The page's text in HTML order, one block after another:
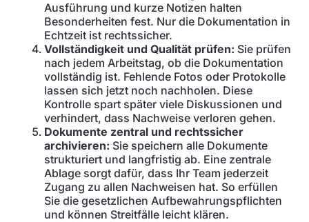
Ausführung und kurze Notizen halten
Besonderheiten fest. Nur die Dokumentation in
Echtzeit ist rechtssicher.
Vollständigkeit und Qualität prüfen: Sie prüfen
nach jedem Arbeitstag, ob die Dokumentation
vollständig ist. Fehlende Fotos oder Protokolle
lassen sich jetzt noch nachholen. Diese
Kontrolle spart später viele Diskussionen und
verhindert, dass Nachweise verloren gehen.
Dokumente zentral und rechtssicher
archivieren: Sie speichern alle Dokumente
strukturiert und langfristig ab. Eine zentrale
Ablage sorgt dafür, dass Ihr Team jederzeit
Zugang zu allen Nachweisen hat. So erfüllen
Sie die gesetzlichen Aufbewahrungspflichten
und können Streitfälle leicht klären.